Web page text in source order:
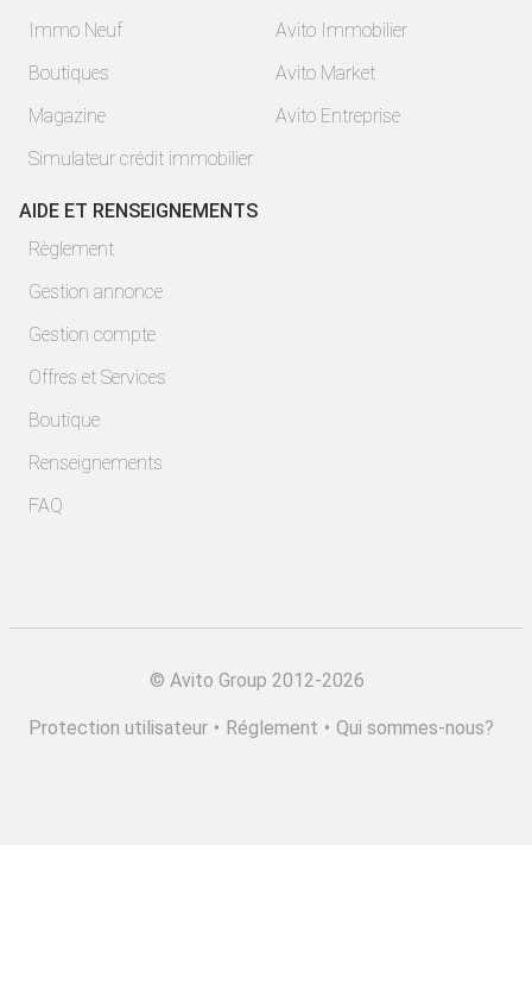
Immo Neuf
Boutiques
Magazine
Simulateur crédit immobilier
Avito Immobilier
Avito Market
Avito Entreprise
AIDE ET RENSEIGNEMENTS
Règlement
Gestion annonce
Gestion compte
Offres et Services
Boutique
Renseignements
FAQ
© Avito Group 2012-2026
Protection utilisateur • Réglement • Qui sommes-nous?